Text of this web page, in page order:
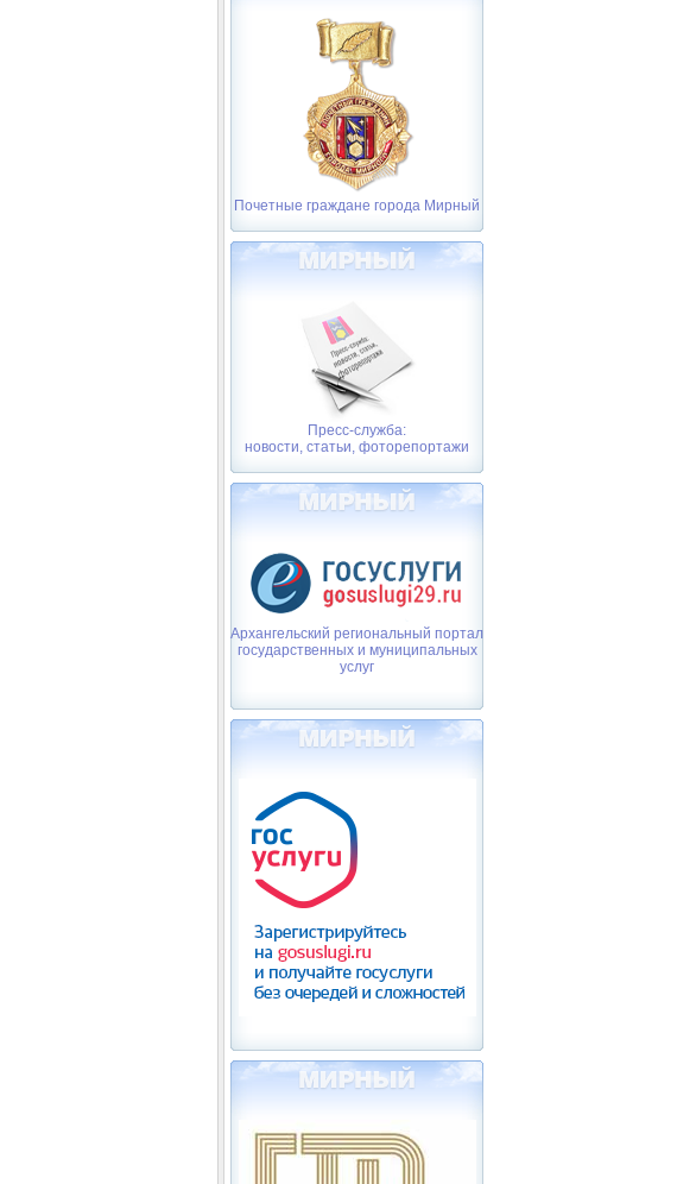
Почетные граждане города Мирный
Пресс-служба:
новости, статьи, фоторепортажи
Архангельский региональный портал
государственных и муниципальных
услуг